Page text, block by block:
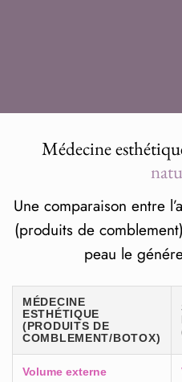
Médecine
Une comparaison entre
(produits de
peau le
MÉDECINE
ESTHÉTIQUE
(PRODUITS DE
COMBLEMENT/BOTOX)
Volume externe